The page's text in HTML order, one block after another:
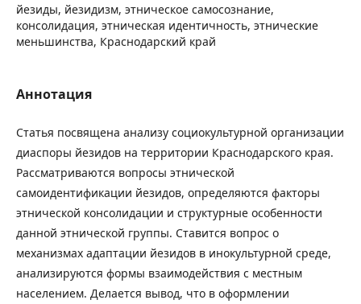
йезиды, йезидизм, этническое самосознание,
консолидация, этническая идентичность, этнические
меньшинства, Краснодарский край
Аннотация
Статья посвящена анализу социокультурной организации
диаспоры йезидов на территории Краснодарского края.
Рассматриваются вопросы этнической
самоидентификации йезидов, определяются факторы
этнической консолидации и структурные особенности
данной этнической группы. Ставится вопрос о
механизмах адаптации йезидов в инокультурной среде,
анализируются формы взаимодействия с местным
населением. Делается вывод, что в оформлении